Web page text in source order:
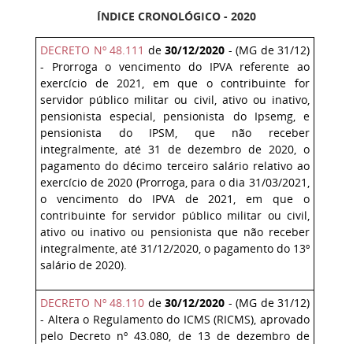
ÍNDICE CRONOLÓGICO - 2020
DECRETO Nº 48.111 de 30/12/2020 - (MG de 31/12)
- Prorroga o vencimento do IPVA referente ao
exercício de 2021, em que o contribuinte for
servidor público militar ou civil, ativo ou inativo,
pensionista especial, pensionista do Ipsemg, e
pensionista do IPSM, que não receber
integralmente, até 31 de dezembro de 2020, o
pagamento do décimo terceiro salário relativo ao
exercício de 2020 (Prorroga, para o dia 31/03/2021,
o vencimento do IPVA de 2021, em que o
contribuinte for servidor público militar ou civil,
ativo ou inativo ou pensionista que não receber
integralmente, até 31/12/2020, o pagamento do 13º
salário de 2020).
DECRETO Nº 48.110 de 30/12/2020 - (MG de 31/12)
- Altera o Regulamento do ICMS (RICMS), aprovado
pelo Decreto nº 43.080, de 13 de dezembro de